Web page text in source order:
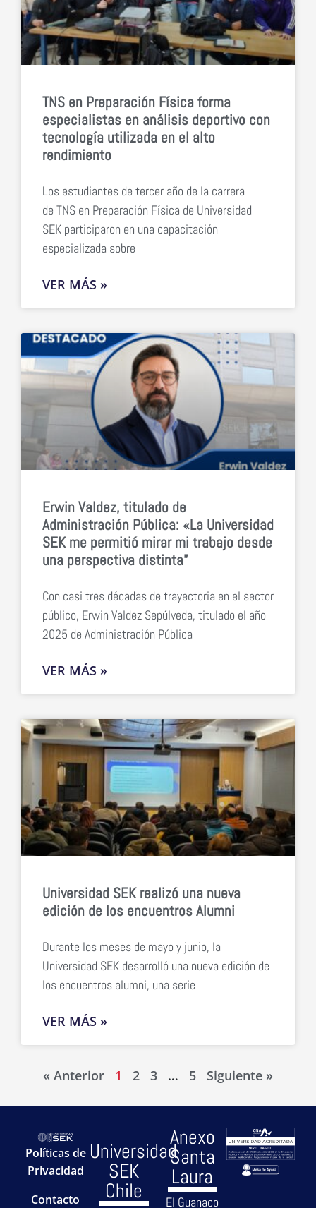
TNS en Preparación Física forma
especialistas en análisis deportivo con
tecnología utilizada en el alto
rendimiento
Los estudiantes de tercer año de la carrera
de TNS en Preparación Física de Universidad
SEK participaron en una capacitación
especializada sobre
VER MÁS »
Erwin Valdez, titulado de
Administración Pública: «La Universidad
SEK me permitió mirar mi trabajo desde
una perspectiva distinta”
Con casi tres décadas de trayectoria en el sector
público, Erwin Valdez Sepúlveda, titulado el año
2025 de Administración Pública
VER MÁS »
Universidad SEK realizó una nueva
edición de los encuentros Alumni
Durante los meses de mayo y junio, la
Universidad SEK desarrolló una nueva edición de
los encuentros alumni, una serie
VER MÁS »
« Anterior 1 2 3 … 5 Siguiente »
Políticas de
Privacidad
Contacto
Universidad
SEK
Chile
Anexo
Santa
Laura
El Guanaco